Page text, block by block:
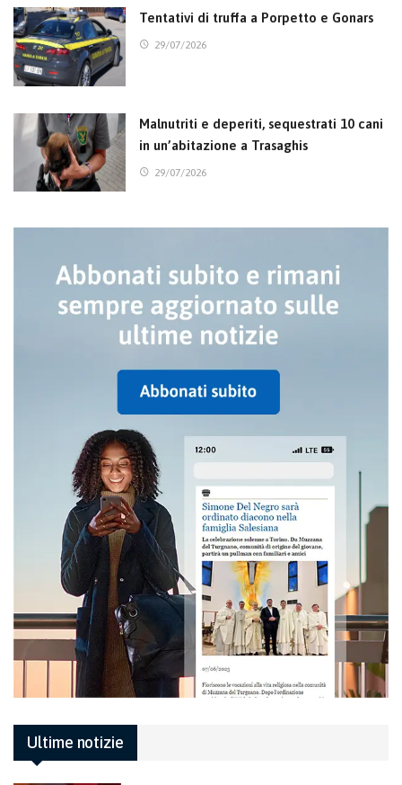
Tentativi di truffa a Porpetto e Gonars
29/07/2026
Malnutriti e deperiti, sequestrati 10 cani
in un’abitazione a Trasaghis
29/07/2026
Ultime notizie